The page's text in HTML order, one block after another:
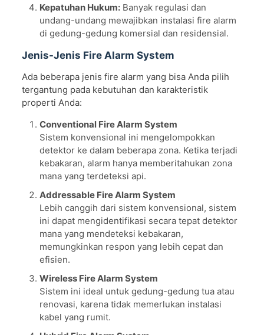
Kepatuhan Hukum:Banyak regulasi dan
undang-undang mewajibkan instalasi fire alarm
di gedung-gedung komersial dan residensial.
Jenis-Jenis Fire Alarm System
Ada beberapa jenis fire alarm yang bisa Anda pilih
tergantung pada kebutuhan dan karakteristik
properti Anda:
Conventional Fire Alarm System
Sistem konvensional ini mengelompokkan
detektor ke dalam beberapa zona. Ketika terjadi
kebakaran, alarm hanya memberitahukan zona
mana yang terdeteksi api.
Addressable Fire Alarm System
Lebih canggih dari sistem konvensional, sistem
ini dapat mengidentifikasi secara tepat detektor
mana yang mendeteksi kebakaran,
memungkinkan respon yang lebih cepat dan
efisien.
Wireless Fire Alarm System
Sistem ini ideal untuk gedung-gedung tua atau
renovasi, karena tidak memerlukan instalasi
kabel yang rumit.